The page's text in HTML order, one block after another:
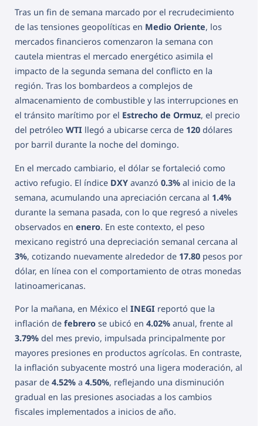
Tras un fin de semana marcado por el recrudecimiento
de las tensiones geopolíticas en Medio Oriente, los
mercados financieros comenzaron la semana con
cautela mientras el mercado energético asimila el
impacto de la segunda semana del conflicto en la
región. Tras los bombardeos a complejos de
almacenamiento de combustible y las interrupciones en
el tránsito marítimo por el Estrecho de Ormuz, el precio
del petróleo WTI llegó a ubicarse cerca de 120 dólares
por barril durante la noche del domingo.
En el mercado cambiario, el dólar se fortaleció como
activo refugio. El índice DXY avanzó 0.3% al inicio de la
semana, acumulando una apreciación cercana al 1.4%
durante la semana pasada, con lo que regresó a niveles
observados en enero. En este contexto, el peso
mexicano registró una depreciación semanal cercana al
3%, cotizando nuevamente alrededor de 17.80 pesos por
dólar, en línea con el comportamiento de otras monedas
latinoamericanas.
Por la mañana, en México el INEGI reportó que la
inflación de febrero se ubicó en 4.02% anual, frente al
3.79% del mes previo, impulsada principalmente por
mayores presiones en productos agrícolas. En contraste,
la inflación subyacente mostró una ligera moderación, al
pasar de 4.52% a 4.50%, reflejando una disminución
gradual en las presiones asociadas a los cambios
fiscales implementados a inicios de año.